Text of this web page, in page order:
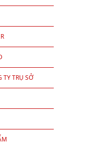
TY TRỤ SỞ